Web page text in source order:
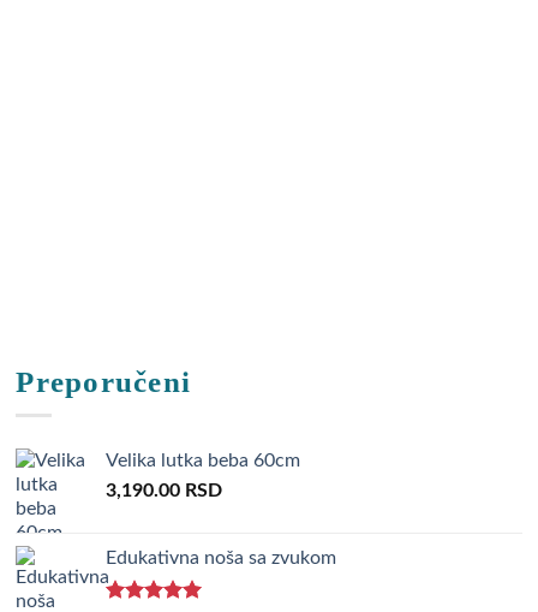
Preporučeni
Velika lutka beba 60cm
3,190.00 RSD
Edukativna noša sa zvukom